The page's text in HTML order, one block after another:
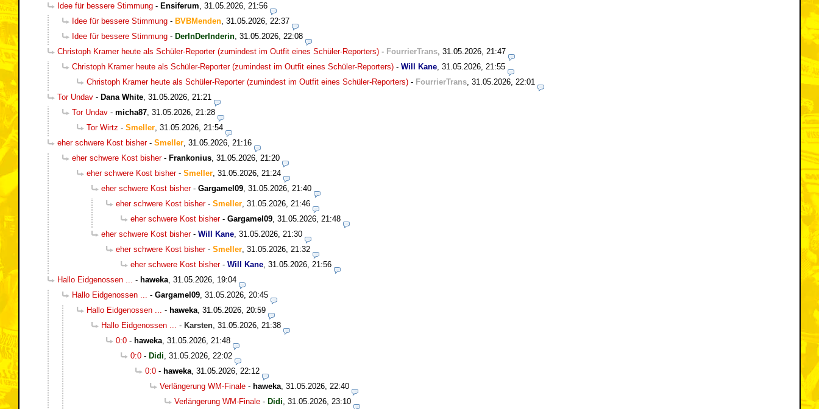
Idee für bessere Stimmung - Ensiferum 31.05.2026, 21:56
Idee für bessere Stimmung - BVBMenden 31.05.2026, 22:37
Idee für bessere Stimmung - DerInDerInderin 31.05.2026, 22:08
Christoph Kramer heute als Schüler-Reporter (zumindest im Outfit eines Schüler-Reporters) - FourrierTrans 31.05.2026, 21:47
Christoph Kramer heute als Schüler-Reporter (zumindest im Outfit eines Schüler-Reporters) - Will Kane 31.05.2026, 21:55
Christoph Kramer heute als Schüler-Reporter (zumindest im Outfit eines Schüler-Reporters) - FourrierTrans 31.05.2026, 22:01
Tor Undav - Dana White 31.05.2026, 21:21
Tor Undav - micha87 31.05.2026, 21:28
Tor Wirtz - Smeller 31.05.2026, 21:54
eher schwere Kost bisher- Smeller 31.05.2026, 21:16
eher schwere Kost bisher- Frankonius 31.05.2026, 21:20
eher schwere Kost bisher- Smeller 31.05.2026, 21:24
eher schwere Kost bisher- Gargamel09 31.05.2026, 21:40
eher schwere Kost bisher- Smeller 31.05.2026, 21:46
eher schwere Kost bisher- Gargamel09 31.05.2026, 21:48
eher schwere Kost bisher- Will Kane 31.05.2026, 21:30
eher schwere Kost bisher- Smeller 31.05.2026, 21:32
eher schwere Kost bisher- Will Kane 31.05.2026, 21:56
Hallo Eidgenossen ...
- haweka 31.05.2026, 19:04
Hallo Eidgenossen ...
- Gargamel09 31.05.2026, 20:45
Hallo Eidgenossen ...
- haweka 31.05.2026, 20:59
Hallo Eidgenossen ...
- Karsten 31.05.2026, 21:38
0:0 - haweka 31.05.2026, 21:48
0:0 - Didi 31.05.2026, 22:02
0:0 - haweka 31.05.2026, 22:12
Verlängerung WM-Finale - haweka 31.05.2026, 22:40
Verlängerung WM-Finale - Didi 31.05.2026, 23:10